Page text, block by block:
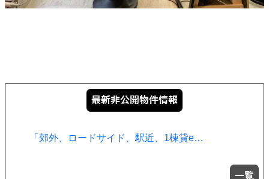
「郊外、ロードサイド、駅近、1棟貸e…